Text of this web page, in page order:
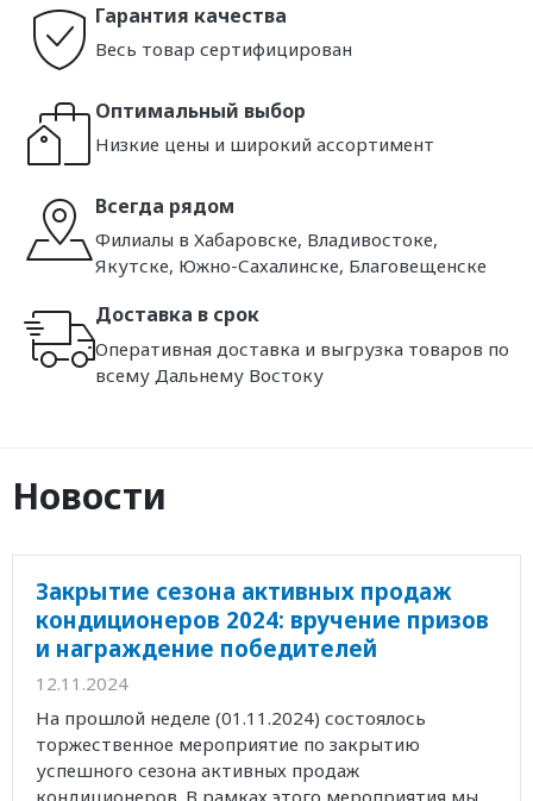
Гарантия качества
Весь товар сертифицирован
Оптимальный выбор
Низкие цены и широкий ассортимент
Всегда рядом
Филиалы в Хабаровске, Владивостоке,
Якутске, Южно-Сахалинске, Благовещенске
Доставка в срок
Оперативная доставка и выгрузка товаров по
всему Дальнему Востоку
Новости
Закрытие сезона активных продаж
кондиционеров 2024: вручение призов
и награждение победителей
12.11.2024
На прошлой неделе (01.11.2024) состоялось
торжественное мероприятие по закрытию
успешного сезона активных продаж